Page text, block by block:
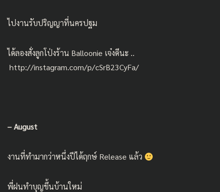
ไปงานรับปริญญาที่นครปฐม
ได้ลองสั่งลูกโป่งร้าน Balloonie เจ๋งดีนะ ..
http://instagram.com/p/cSrB23CyFa/
– August
งานที่ทำมากว่าหนึ่งปีได้ฤกษ์ Release แล้ว
พี่ฝนทำบุญขึ้นบ้านใหม่